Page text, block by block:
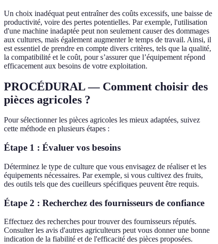
Un choix inadéquat peut entraîner des coûts excessifs, une baisse de
productivité, voire des pertes potentielles. Par exemple, l'utilisation
d'une machine inadaptée peut non seulement causer des dommages
aux cultures, mais également augmenter le temps de travail. Ainsi, il
est essentiel de prendre en compte divers critères, tels que la qualité,
la compatibilité et le coût, pour s’assurer que l’équipement répond
efficacement aux besoins de votre exploitation.
PROCÉDURAL — Comment choisir des
pièces agricoles ?
Pour sélectionner les pièces agricoles les mieux adaptées, suivez
cette méthode en plusieurs étapes :
Étape 1 : Évaluer vos besoins
Déterminez le type de culture que vous envisagez de réaliser et les
équipements nécessaires. Par exemple, si vous cultivez des fruits,
des outils tels que des cueilleurs spécifiques peuvent être requis.
Étape 2 : Recherchez des fournisseurs de confiance
Effectuez des recherches pour trouver des fournisseurs réputés.
Consulter les avis d'autres agriculteurs peut vous donner une bonne
indication de la fiabilité et de l'efficacité des pièces proposées.